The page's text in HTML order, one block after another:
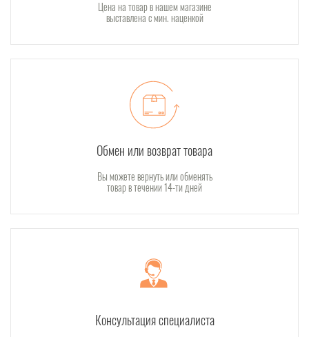
Цена на товар в нашем магазине
выставлена с мин. наценкой
Обмен или возврат товара
Вы можете вернуть или обменять
товар в течении 14-ти дней
Консультация специалиста